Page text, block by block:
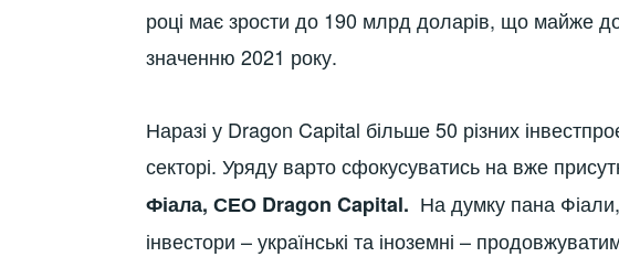
році має зрости до 190 млрд доларів, що майже
значенню 2021 року.
Наразі у Dragon Capital більше 50 різних
секторі. Уряду варто сфокусуватись на вже
Фіала, СЕО Dragon Capital. На думку пана
інвестори – українські та іноземні –